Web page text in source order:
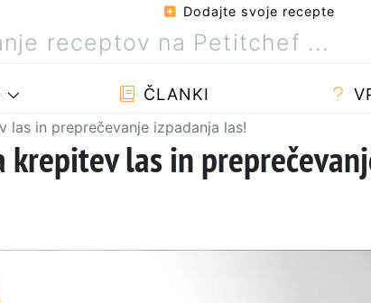
Dodajte svoje recepte
ČLANKI
las in preprečevanje izpadanja las!
las in